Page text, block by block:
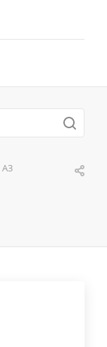
А3